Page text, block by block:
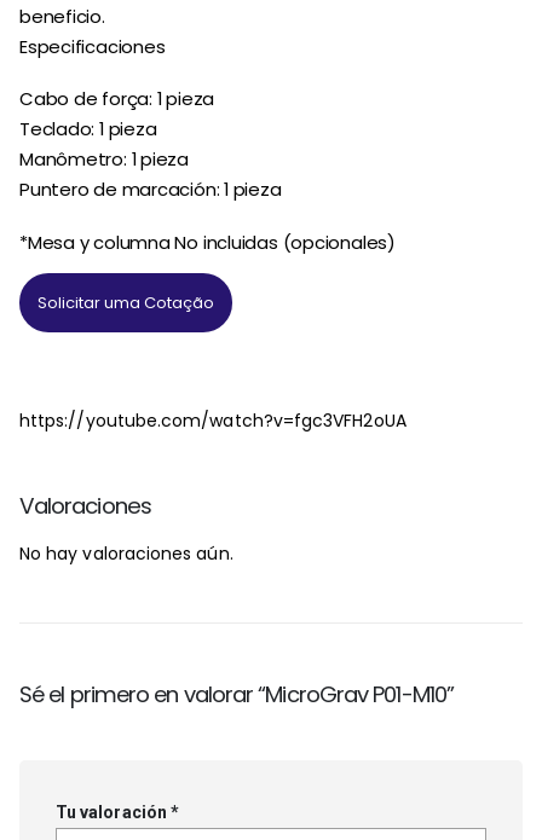
beneficio.
Especificaciones
Cabo de força: 1 pieza
Teclado: 1 pieza
Manômetro: 1 pieza
Puntero de marcación: 1 pieza
*Mesa y columna No incluidas (opcionales)
Solicitar uma Cotação
https://youtube.com/watch?v=fgc3VFH2oUA
Valoraciones
No hay valoraciones aún.
Sé el primero en valorar “MicroGrav P01-M10”
Tu valoración *